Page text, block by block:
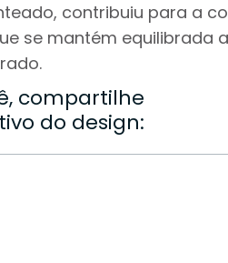
contribuiu para a
se mantém equilibrada
compartilhe
do design: